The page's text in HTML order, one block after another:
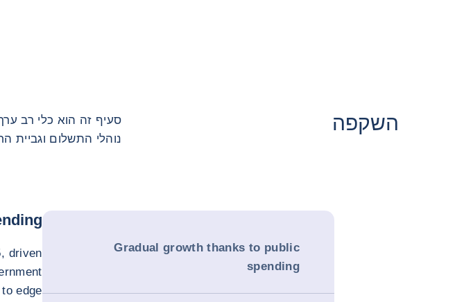
השקפה
סעיף זה הוא כלי רב
נוהלי התשלום וגביית
Gradual growth thanks to public
spending
driven
edge